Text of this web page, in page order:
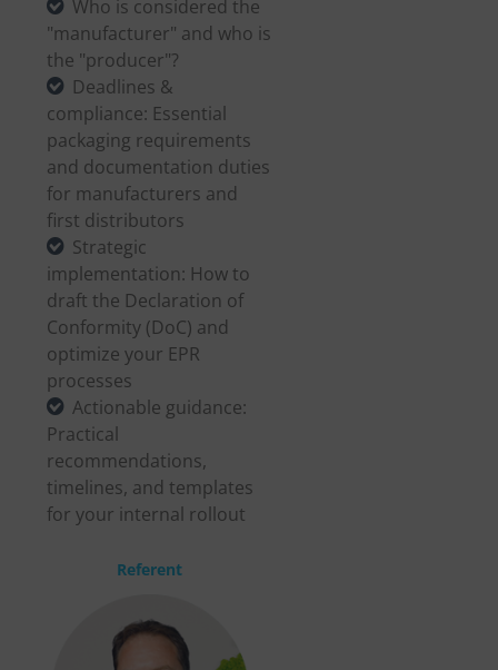
Who is considered the
"manufacturer" and who is
the "producer"?
Deadlines &
compliance: Essential
packaging requirements
and documentation duties
for manufacturers and
first distributors
Strategic
implementation: How to
draft the Declaration of
Conformity (DoC) and
optimize your EPR
processes
Actionable guidance:
Practical
recommendations,
timelines, and templates
for your internal rollout
Referent